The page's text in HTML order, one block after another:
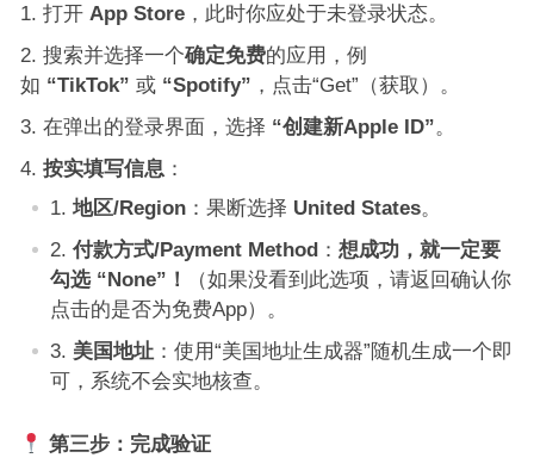
打开 App Store，此时你应处于未登录状态。
搜索并选择一个确定免费的应用，例
如 “TikTok” 或 “Spotify” ，点击“Get”（获取）。
在弹出的登录界面，选择 “创建新Apple ID”。
按实填写信息 ：
地区/Region：果断选择 United States。
付款方式/Payment Method： 想成功，就一定要
勾选 “None”！
（如果没看到此选项，请返回确认你
点击的是否为免费App）。
美国地址：使用“美国地址生成器”随机生成一个即
可，系统不会实地核查。
第三步：完成验证